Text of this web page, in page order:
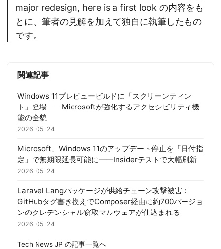
major redesign, here is a first look の内容をも
とに、筆者の見解を加えて独自に執筆したもの
です。
関連記事
Windows 11プレビュービルドに「スクリーンティン
ト」登場——Microsoftが強化するアクセシビリティ機
能の全貌
2026-05-24
Microsoft、Windows 11のアップデート停止を「日付指
定」で無期限延長可能に——Insiderテストで大幅刷新
2026-05-24
Laravel Langパッケージが供給チェーン攻撃被害：
GitHubタグ書き換えでComposer経由に約700バージョ
ンのクレデンシャル窃取マルウェアが仕込まれる
2026-05-24
Tech News JP の記事一覧へ